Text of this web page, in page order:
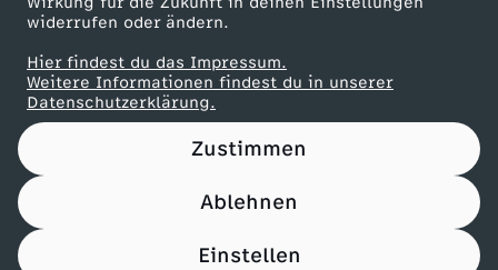
widerrufen oder ändern.
Hier findest du das Impressum.
Weitere Informationen findest du in unserer
Datenschutzerklärung.
Zustimmen
Ablehnen
Einstellen
1
1
Partner
Nutzungsbedingungen
Impressum